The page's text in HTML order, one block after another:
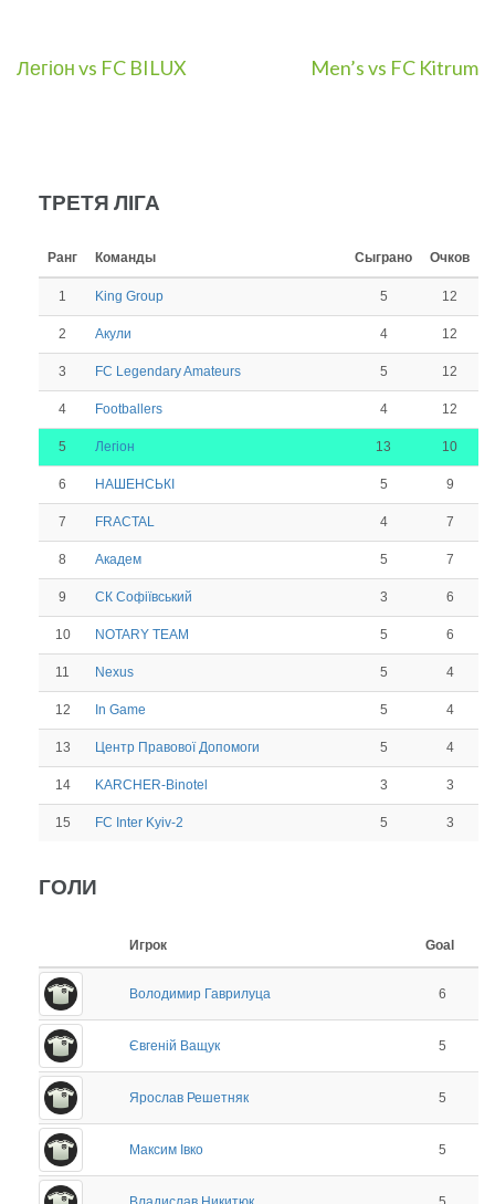
Навигация
Легіон vs FC BILUX Men’s vs FC Kitrum
ТРЕТЯ ЛІГА
Ранг Команды Сыграно Очков
1 King Group 5 12
2 Акули 4 12
3 FC Legendary Amateurs 5 12
4 Footballers 4 12
5 Легіон 13 10
6 НАШЕНСЬКІ 5 9
7 FRACTAL 4 7
8 Академ 5 7
9 СК Софіївський 3 6
10 NOTARY TEAM 5 6
11 Nexus 5 4
12 In Game 5 4
13 Центр Правової Допомоги 5 4
14 KARCHER-Binotel 3 3
15 FC Inter Kyiv-2 5 3
ГОЛИ
Игрок Goal
Володимир Гаврилуца 6
Євгеній Ващук 5
Ярослав Решетняк 5
Максим Івко 5